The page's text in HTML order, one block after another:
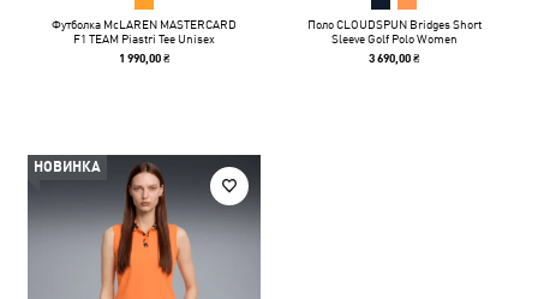
Футболка McLAREN MASTERCARD
F1 TEAM Piastri Tee Unisex
1 990,00 ₴
Поло CLOUDSPUN Bridges Short
Sleeve Golf Polo Women
3 690,00 ₴
НОВИНКА